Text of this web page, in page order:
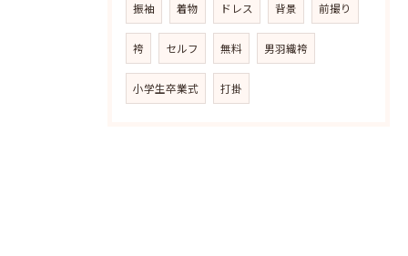
振袖 着物 ドレス 背景 前撮り
袴 セルフ 無料 男羽織袴
小学生卒業式 打掛